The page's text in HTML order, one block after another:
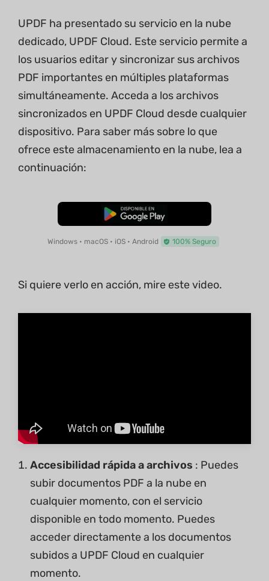
UPDF ha presentado su servicio en la nube
dedicado, UPDF Cloud. Este servicio permite a
los usuarios editar y sincronizar sus archivos
PDF importantes en múltiples plataformas
simultáneamente. Acceda a los archivos
sincronizados en UPDF Cloud desde cualquier
dispositivo. Para saber más sobre lo que
ofrece este almacenamiento en la nube, lea a
continuación:
Descarga Gratuita
Windows • macOS • iOS • Android 100% Seguro
Si quiere verlo en acción, mire este video.
Accesibilidad rápida a archivos : Puedes
subir documentos PDF a la nube en
cualquier momento, con el servicio
disponible en todo momento. Puedes
acceder directamente a los documentos
subidos a UPDF Cloud en cualquier
momento.